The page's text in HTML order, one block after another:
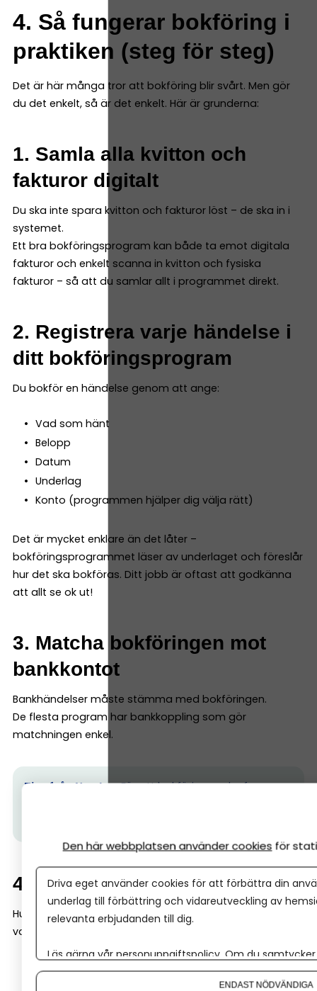
4. Så fungerar bokföring i
praktiken (steg för steg)
Det är här många tror att bokföring blir svårt. Men gör
du det enkelt, så är det enkelt. Här är grunderna:
1. Samla alla kvitton och
fakturor digitalt
Du ska inte spara kvitton och fakturor löst – de ska in i
systemet.
Ett bra bokföringsprogram kan både ta emot digitala
fakturor och enkelt scanna in kvitton och fysiska
fakturor – så att du samlar allt i programmet direkt.
2. Registrera varje händelse i
ditt bokföringsprogram
Du bokför en händelse genom att ange:
Vad som hänt
Belopp
Datum
Underlag
Konto (programmen hjälper dig välja rätt)
Det är mycket enklare än det låter –
bokföringsprogrammet läser av underlaget och föreslår
hur det ska bokföras. Ditt jobb är oftast att godkänna
att allt se ok ut!
3. Matcha bokföringen mot
bankkontot
Bankhändelser måste stämma med bokföringen.
De flesta program har bankkoppling som gör
matchningen enkel.
Tips från Nordea:För att bokföringen ska fungera
4. Redovisa moms
Hur ofta du redovisar beror på omsättning och om du
valt:
Månadsvis
Den här webbplatsen använder cookies för
Driva eget använder cookies för att förbättra din
underlag till förbättring och vidareutveckling av
relevanta erbjudanden till dig.
Läs gärna vår personuppgiftspolicy. Om du
Om du vill ändra ditt val i efterhand hittar du den
ENDAST NÖDVÄNDIGA